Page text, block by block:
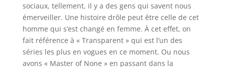
sociaux, tellement, il y a des gens qui savent nous
émerveiller. Une histoire drôle peut être celle de cet
homme qui s’est changé en femme. À cet effet, on
fait référence à « Transparent » qui est l’un des
séries les plus en vogues en ce moment. Ou nous
avons « Master of None » en passant dans la